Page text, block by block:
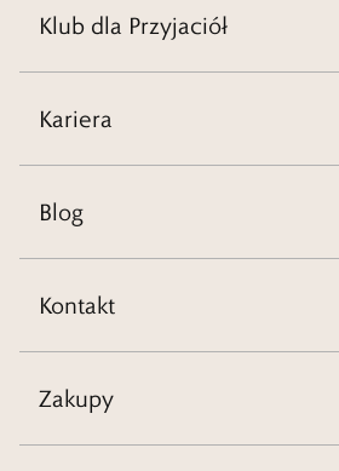
Klub dla Przyjaciół
Kariera
Blog
Kontakt
Zakupy